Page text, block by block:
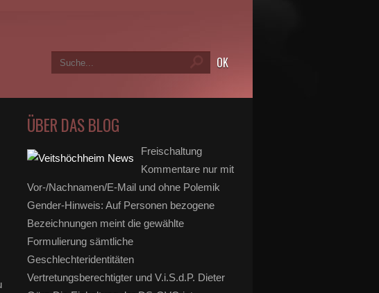
ÜBER DAS BLOG
Freischaltung
Kommentare nur mit
Vor-/Nachnamen/E-Mail und ohne Polemik
Gender-Hinweis: Auf Personen bezogene
Bezeichnungen meint die gewählte
Formulierung sämtliche
Geschlechteridentitäten
Vertretungsberechtigter und V.i.S.d.P. Dieter